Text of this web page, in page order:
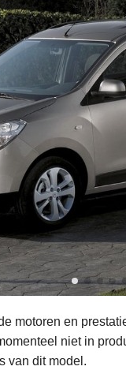
motoren en
niet in
van dit model.